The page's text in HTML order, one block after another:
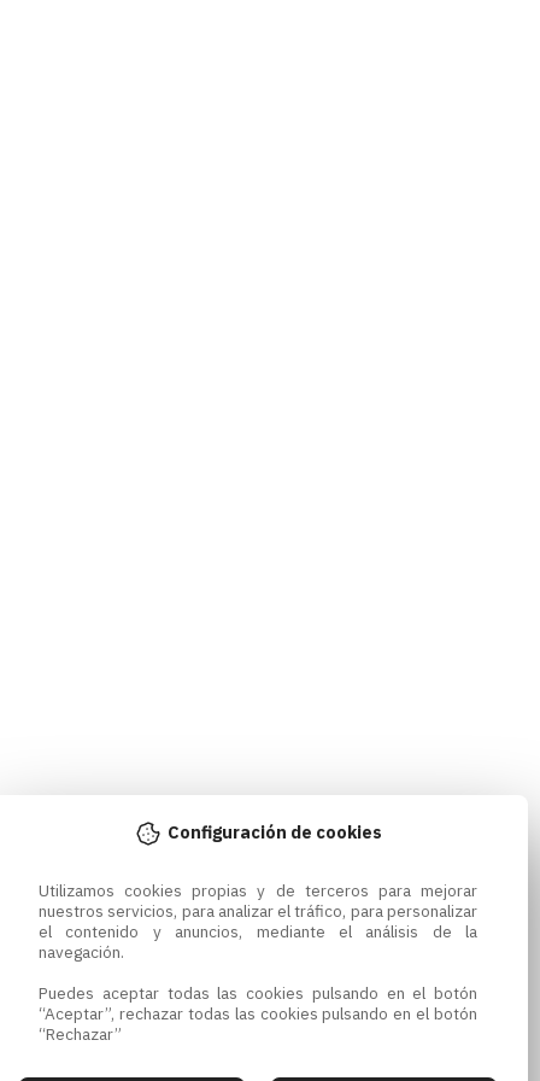
Configuración de cookies
Utilizamos cookies propias y de terceros para mejorar
nuestros servicios, para analizar el tráfico, para personalizar
el contenido y anuncios, mediante el análisis de la
navegación.
Puedes aceptar todas las cookies pulsando en el botón
“Aceptar”, rechazar todas las cookies pulsando en el botón
“Rechazar”